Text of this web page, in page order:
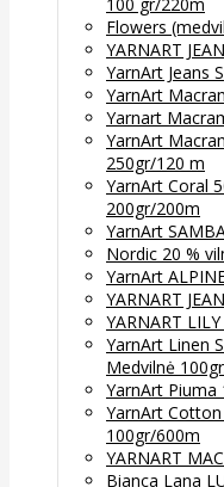
Flowers
YARNART
YarnArt Jeans
YarnArt
Yarnart
YarnArt
250gr/120 m
YarnArt Coral
200gr/200m
YarnArt
Nordic 20 %
YarnArt
YARNART
YARNART
YarnArt Linen
Medvilnė
YarnArt
YarnArt
100gr/600m
YARNART
Bianca Lana